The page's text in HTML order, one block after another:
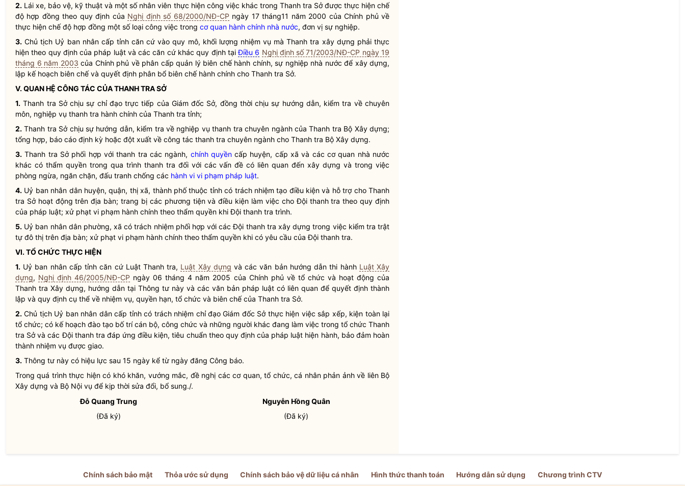
2. Lái xe, bảo vệ, kỹ thuật và một số nhân viên thực hiện công việc khác trong Thanh tra Sở được thực hiện chế
độ hợp đồng theo quy định của Nghị định số 68/2000/NĐ-CP ngày 17 tháng11 năm 2000 của Chính phủ về
thực hiện chế độ hợp đồng một số loại công việc trong cơ quan hành chính nhà nước, đơn vị sự nghiệp.
3. Chủ tịch Uỷ ban nhân cấp tỉnh căn cứ vào quy mô, khối lượng nhiệm vụ mà Thanh tra xây dựng phải thực
hiện theo quy định của pháp luậtvà các căn cứ khác quy định tạiĐiều 6 Nghị định số 71/2003/NĐ-CP ngày 19
tháng 6 năm 2003 của Chính phủ về phân cấp quản lý biên chế hành chính, sự nghiệp nhà nước để xây dựng,
lập kế hoạch biên chế và quyết định phân bổ biên chế hành chính cho Thanh tra Sở.
V. QUAN HỆ CÔNG TÁC CỦA THANH TRA SỞ
1. Thanh tra Sở chịu sự chỉ đạotrực tiếp của Giám đốc Sở, đồng thời chịu sự hướng dẫn, kiểm tra về chuyên
môn, nghiệp vụ thanh tra hành chính của Thanh tra tỉnh;
2. Thanh tra Sở chịu sự hướng dẫn, kiểm tra về nghiệp vụ thanh tra chuyên ngành của Thanh tra Bộ Xây dựng;
tổng hợp, báo cáo định kỳ hoặc đột xuất về công tác thanh tra chuyên ngành cho Thanh tra Bộ Xây dựng.
3. Thanh tra Sở phối hợp với thanh tra các ngành, chính quyềncấp huyện, cấp xã và các cơ quan nhà nước
khác có thẩm quyền trong qua trình thanh tra đối với các vấn đề có liên quan đến xây dựng và trong việc
phòng ngừa, ngăn chặn, đấu tranh chống các hành vi vi phạm pháp luật.
4. Uỷ ban nhân dânhuyện, quận, thị xã, thành phố thuộc tỉnh có trách nhiệm tạo điều kiện và hỗ trợ cho Thanh
tra Sở hoạt động trênđịa bàn; trang bị các phương tiện và điều kiện làm việc cho Đội thanh tra theo quy định
của pháp luật; xử phạt vi phạm hành chính theo thẩm quyền khi Đội thanh tra trình.
5. Uỷ ban nhân dânphường, xã có trách nhiệm phối hợp với các Đội thanh tra xây dựng trong việc kiểm tra trật
tự đô thị trên địa bàn; xử phạt vi phạm hành chính theo thẩm quyền khi có yêu cầu của Đội thanh tra.
VI. TỔ CHỨC THỰC HIỆN
1. Uỷ ban nhân cấp tỉnh căn cứ LuậtThanh tra, Luật Xây dựng và các văn bản hướng dẫn thi hành Luật Xây
dựng, Nghị định 46/2005/NĐ-CP ngày 06 tháng 4 năm 2005 của Chính phủ về tổ chức và hoạt động của
Thanh tra Xây dựng, hướng dẫn tại Thông tư này và các văn bản pháp luật có liên quan để quyết định thành
lập và quy định cụ thể về nhiệm vụ, quyền hạn, tổ chức và biên chế của Thanh tra Sở.
2. Chủ tịch Uỷ ban nhân dâncấp tỉnh có trách nhiệm chỉ đạoGiám đốc Sở thực hiện việc sắp xếp, kiện toàn lại
tổ chức; có kế hoạch đào tạo bố trí cán bộ, công chức và những người khác đang làm việc trong tổ chức Thanh
tra Sở và các Đội thanh tra đáp ứng điều kiện, tiêu chuẩn theo quy định của pháp luật hiện hành, bảo đảm hoàn
thành nhiệm vụ được giao.
3. Thông tư này có hiệu lực sau 15 ngày kể từ ngày đăng Công báo.
Trong quá trình thực hiện có khó khăn, vướng mắc, đề nghị các cơ quan, tổ chức, cá nhân phản ảnh về liên Bộ
Xây dựng và Bộ Nội vụ để kịp thời sửa đổi, bổ sung./.
Đỗ Quang Trung
(Đã ký)
Nguyễn Hồng Quân
(Đã ký)
Chính sách bảo mật Thỏa ước sử dụng Chính sách bảo vệ dữ liệu cá nhân Hình thức thanh toán Hướng dẫn sử dụng Chương trình CTV